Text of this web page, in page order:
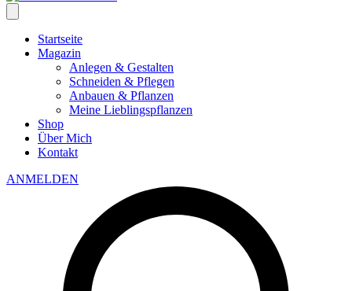
Startseite
Magazin
Anlegen & Gestalten
Schneiden & Pflegen
Anbauen & Pflanzen
Meine Lieblingspflanzen
Shop
Über Mich
Kontakt
ANMELDEN